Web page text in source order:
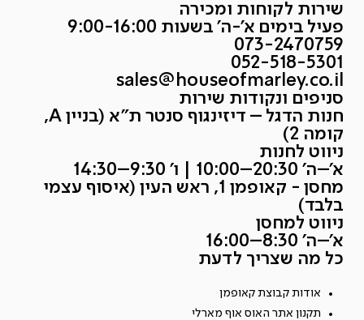
שירות לקוחות ומכירה
פעיל בימים א'-ה' בשעות 9:00-16:00
073-2470759
052-518-5301
sales@houseofmarley.co.il
סניפים ונקודות שירות
חנות הדגל – דיזינגוף סנטר ת״א (בניין A,
קומה 2)
ניווט לחנות
א׳–ה׳ 20:30–10:00 | ו׳ 9:30–14:30
מחסן - קאופמן 1, ראש העין (איסוף עצמי
בלבד)
ניווט למחסן
א׳–ה׳ 8:30–16:00
כל מה שצריך לדעת
אודות קבוצת קאופמן
תקנון אתר האוס אוף מארלי